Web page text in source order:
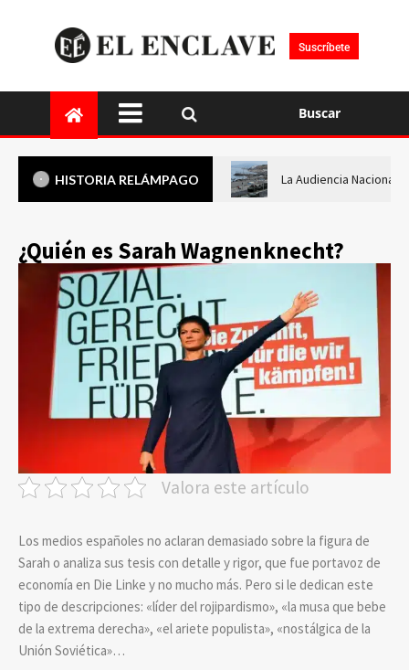
Suscríbete
Buscar
HISTORIA RELÁMPAGO La Audiencia Nacional
¿Quién es Sarah Wagnenknecht?
Valora este artículo
Los medios españoles no aclaran demasiado sobre la figura de
Sarah o analiza sus tesis con detalle y rigor, que fue portavoz de
economía en Die Linke y no mucho más. Pero si le dedican este
tipo de descripciones: «líder del rojipardismo», «la musa que bebe
de la extrema derecha», «el ariete populista», «nostálgica de la
Unión Soviética»…